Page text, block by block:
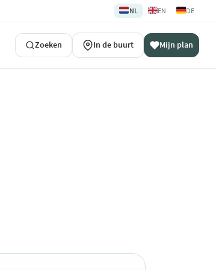
🇳🇱NL 🇬🇧EN 🇩🇪DE
Zoeken In de buurt Mijn plan